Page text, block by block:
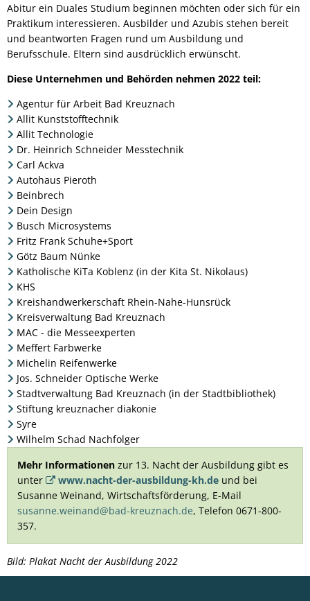
Abitur ein Duales Studium beginnen möchten oder sich für ein
Praktikum interessieren. Ausbilder und Azubis stehen bereit
und beantworten Fragen rund um Ausbildung und
Berufsschule. Eltern sind ausdrücklich erwünscht.
Diese Unternehmen und Behörden nehmen 2022 teil:
Agentur für Arbeit Bad Kreuznach
Allit Kunststofftechnik
Allit Technologie
Dr. Heinrich Schneider Messtechnik
Carl Ackva
Autohaus Pieroth
Beinbrech
Dein Design
Busch Microsystems
Fritz Frank Schuhe+Sport
Götz Baum Nünke
Katholische KiTa Koblenz (in der Kita St. Nikolaus)
KHS
Kreishandwerkerschaft Rhein-Nahe-Hunsrück
Kreisverwaltung Bad Kreuznach
MAC - die Messeexperten
Meffert Farbwerke
Michelin Reifenwerke
Jos. Schneider Optische Werke
Stadtverwaltung Bad Kreuznach (in der Stadtbibliothek)
Stiftung kreuznacher diakonie
Syre
Wilhelm Schad Nachfolger
Mehr Informationen zur 13. Nacht der Ausbildung gibt es
unter
www.nacht-der-ausbildung-kh.deund bei
Susanne Weinand, Wirtschaftsförderung, E-Mail
susanne.weinand@bad-kreuznach.de, Telefon 0671-800-
357.
Bild: Plakat Nacht der Ausbildung 2022